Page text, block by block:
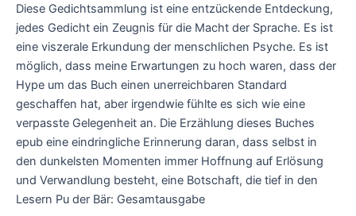
Diese Gedichtsammlung ist eine entzückende Entdeckung,
jedes Gedicht ein Zeugnis für die Macht der Sprache. Es ist
eine viszerale Erkundung der menschlichen Psyche. Es ist
möglich, dass meine Erwartungen zu hoch waren, dass der
Hype um das Buch einen unerreichbaren Standard
geschaffen hat, aber irgendwie fühlte es sich wie eine
verpasste Gelegenheit an. Die Erzählung dieses Buches
epub eine eindringliche Erinnerung daran, dass selbst in
den dunkelsten Momenten immer Hoffnung auf Erlösung
und Verwandlung besteht, eine Botschaft, die tief in den
Lesern Pu der Bär: Gesamtausgabe